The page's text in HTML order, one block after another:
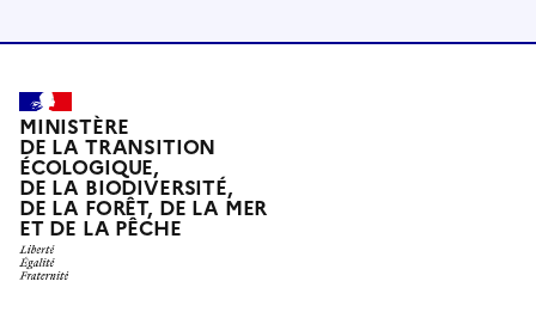
MINISTÈRE
DE LA TRANSITION
ÉCOLOGIQUE,
DE LA BIODIVERSITÉ,
DE LA FORÊT, DE LA MER
ET DE LA PÊCHE